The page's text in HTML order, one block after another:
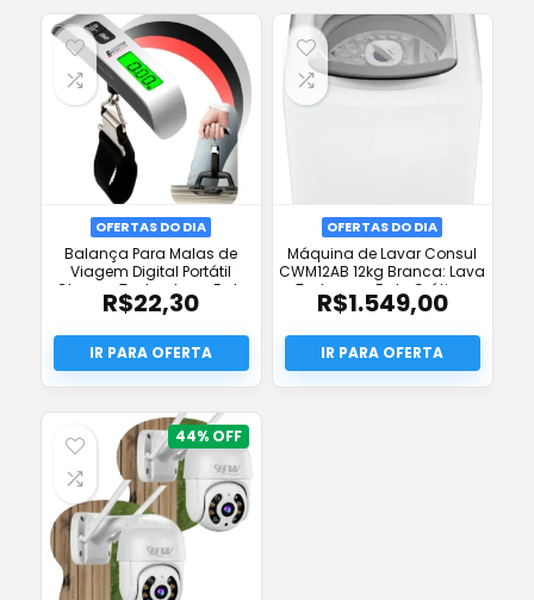
OFERTAS DO DIA
Balança Para Malas de
Viagem Digital Portátil
Chrome Technology: Frete
Grátis e Oferta!
R$22,30
OFERTAS DO DIA
Máquina de Lavar Consul
CWM12AB 12kg Branca: Lava
Tudo com Frete Grátis e
Oferta!
R$1.549,00
44%